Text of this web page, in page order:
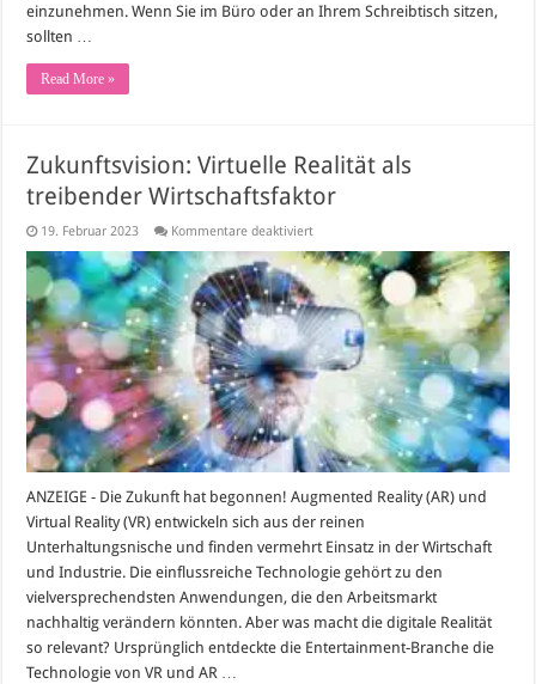
einzunehmen. Wenn Sie im Büro oder an Ihrem Schreibtisch sitzen,
sollten …
Read More »
Zukunftsvision: Virtuelle Realität als
treibender Wirtschaftsfaktor
19. Februar 2023 Kommentare deaktiviertfür
Virtuelle
Realität
als
treibender
Wirtschaftsfaktor
ANZEIGE - Die Zukunft hat begonnen! Augmented Reality (AR) und
Virtual Reality (VR) entwickeln sich aus der reinen
Unterhaltungsnische und finden vermehrt Einsatz in der Wirtschaft
und Industrie. Die einflussreiche Technologie gehört zu den
vielversprechendsten Anwendungen, die den Arbeitsmarkt
nachhaltig verändern könnten. Aber was macht die digitale Realität
so relevant? Ursprünglich entdeckte die Entertainment-Branche die
Technologie von VR und AR …